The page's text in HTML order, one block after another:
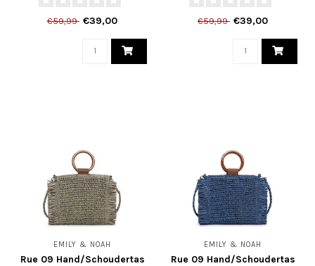
€59,99 €39,00 €59,99 €39,00
EMILY & NOAH
Rue 09 Hand/Schoudertas
EMILY & NOAH
Rue 09 Hand/Schoudertas